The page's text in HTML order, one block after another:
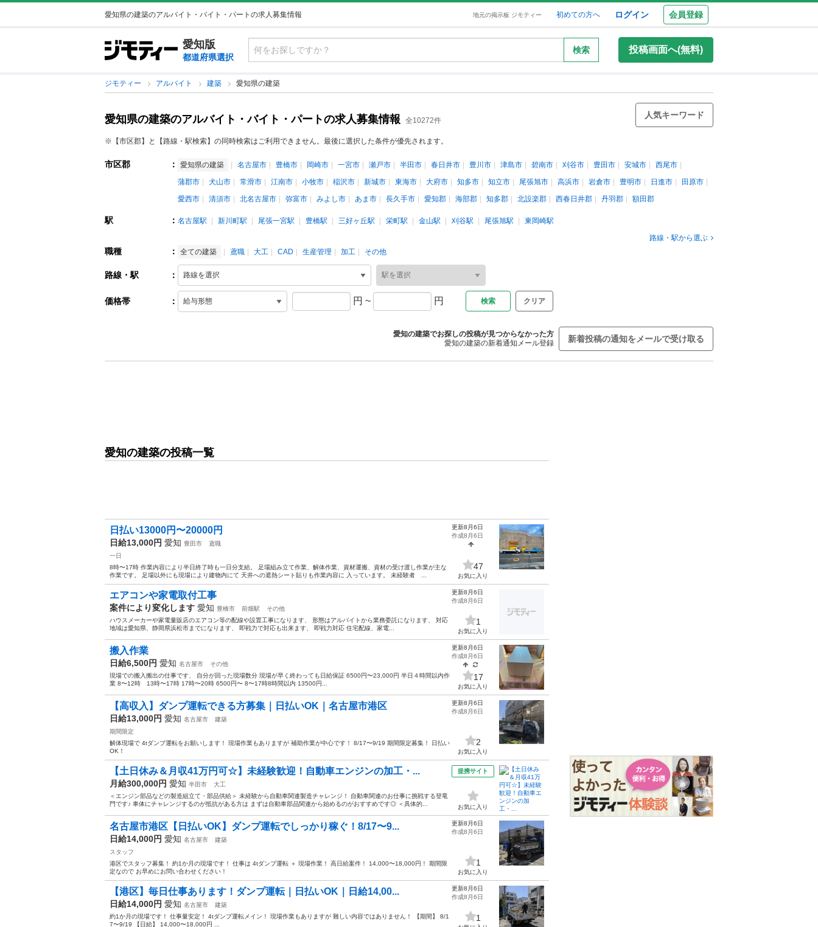
愛知県の建築のアルバイト・バイト・パートの求人募集情報 地元の掲示板 ジモティー 初めての方へ ログイン 会員登録
愛知版
都道府県選択
検索 投稿画面へ(無料)
ジモティー アルバイト 建築 愛知県の建築
愛知県の建築のアルバイト・バイト・パートの求人募集情報 全10272件
人気キーワード
※【市区郡】と【路線・駅検索】の同時検索はご利用できません。最後に選択した条件が優先されます。
市区郡 ： 愛知県の建築 名古屋市 豊橋市 岡崎市 一宮市 瀬戸市 半田市 春日井市 豊川市 津島市 碧南市 刈谷市 豊田市 安城市
西尾市
蒲郡市
犬山市 常滑市 江南市 小牧市 稲沢市 新城市 東海市 大府市 知多市 知立市 尾張旭市 高浜市 岩倉市 豊明市 日進市
田原市
愛西市
清須市 北名古屋市 弥富市 みよし市 あま市 長久手市 愛知郡 海部郡 知多郡 北設楽郡 西春日井郡 丹羽郡 額田郡
駅 ： 名古屋駅 新川町駅 尾張一宮駅 豊橋駅 三好ヶ丘駅 栄町駅 金山駅 刈谷駅 尾張旭駅
東岡崎駅
路線・駅から選ぶ
職種 ： 全ての建築 鳶職 大工 CAD 生産管理 加工 その他
路線・駅 ：
価格帯 ： 円 ~ 円 クリア
愛知の建築でお探しの投稿が見つからなかった方
愛知の建築の新着通知メール登録
新着投稿の通知をメールで受け取る
愛知の建築の投稿一覧
日払い13000円〜20000円
日給13,000円 愛知 豊田市
鳶職
一日
8時〜17時 作業内容により半日終了時も一日分支給。 足場組み立て作業、解体作業、資材運搬、資材の受け渡し作業が主な
作業です。 足場以外にも現場により建物内にて 天井への遮熱シート貼りも作業内容に 入っています。 未経験者 ...
更新8月6日
作成8月6日
47
お気に入り
エアコンや家電取付工事
案件により変化します 愛知 豊橋市 前畑駅
その他
ハウスメーカーや家電量販店のエアコン等の配線や設置工事になります、 形態はアルバイトから業務委託になります、 対応
地域は愛知県、静岡県浜松市までになります、 即戦力で対応も出来ます、 即戦力対応 住宅配線、家電...
更新8月6日
作成8月6日
1
お気に入り
搬入作業
日給6,500円 愛知 名古屋市
その他
現場での搬入搬出の仕事です、 自分が回った現場数分 現場が早く終わっても日給保証 6500円〜23,000円 半日４時間以内作
業 8〜12時 13時〜17時 17時〜20時 6500円〜 8〜17時8時間以内 13500円...
更新8月6日
作成8月6日
17
お気に入り
【高収入】ダンプ運転できる方募集｜日払いOK｜名古屋市港区
日給13,000円 愛知 名古屋市
建築
期間限定
解体現場で 4tダンプ運転をお願いします！ 現場作業もありますが 補助作業が中心です！ 8/17〜9/19 期間限定募集！ 日払い
OK！
更新8月6日
作成8月6日
2
お気に入り
【土日休み＆月収41万円可☆】未経験歓迎！自動車エンジンの加工・...
月給300,000円 愛知 半田市
大工
＜エンジン部品などの製造組立て・部品供給＞ 未経験から自動車関連製造チャレンジ！ 自動車関連のお仕事に挑戦する登竜
門です♪ 車体にチャレンジするのが抵抗がある方は まずは自動車部品関連から始めるのがおすすめです◎ ＜具体的...
提携サイト
お気に入り
名古屋市港区【日払いOK】ダンプ運転でしっかり稼ぐ！8/17〜9...
日給14,000円 愛知 名古屋市
建築
スタッフ
港区でスタッフ募集！ 約1か月の現場です！ 仕事は 4tダンプ運転 ＋ 現場作業！ 高日給案件！ 14,000〜18,000円！ 期間限
定なので お早めにお問い合わせください！
更新8月6日
作成8月6日
1
お気に入り
【港区】毎日仕事あります！ダンプ運転｜日払いOK｜日給14,00...
日給14,000円 愛知 名古屋市
建築
約1か月の現場です！ 仕事量安定！ 4tダンプ運転メイン！ 現場作業もありますが 難しい内容ではありません！ 【期間】 8/1
7〜9/19 【日給】 14,000〜18,000円 ...
更新8月6日
作成8月6日
1